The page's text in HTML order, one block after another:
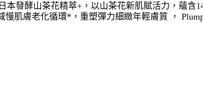
發酵山茶花精萃+，以山茶花新肌賦活力，蘊
肌膚老化循環*，重塑彈力細緻年輕膚質 ，